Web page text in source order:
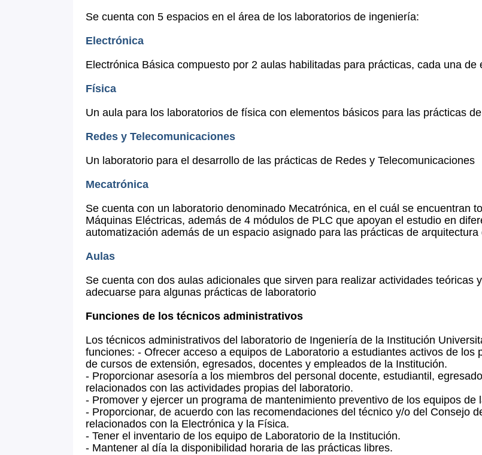
Se cuenta con 5 espacios en el área de los laboratorios de ingeniería:
Electrónica
Electrónica Básica compuesto por 2 aulas habilitadas para prácticas, cada una de
Física
Un aula para los laboratorios de física con elementos básicos para las prácticas
Redes y Telecomunicaciones
Un laboratorio para el desarrollo de las prácticas de Redes y Telecomunicaciones
Mecatrónica
Se cuenta con un laboratorio denominado Mecatrónica, en el cuál se encuentran
Máquinas Eléctricas, además de 4 módulos de PLC que apoyan el estudio en
automatización además de un espacio asignado para las prácticas de arquitectura
Aulas
Se cuenta con dos aulas adicionales que sirven para realizar actividades teóricas
adecuarse para algunas prácticas de laboratorio
Funciones de los técnicos administrativos
Los técnicos administrativos del laboratorio de Ingeniería de la Institución
funciones: - Ofrecer acceso a equipos de Laboratorio a estudiantes activos de
de cursos de extensión, egresados, docentes y empleados de la Institución.
- Proporcionar asesoría a los miembros del personal docente, estudiantil,
relacionados con las actividades propias del laboratorio.
- Promover y ejercer un programa de mantenimiento preventivo de los equipos
- Proporcionar, de acuerdo con las recomendaciones del técnico y/o del Consejo
relacionados con la Electrónica y la Física.
- Tener el inventario de los equipo de Laboratorio de la Institución.
- Mantener al día la disponibilidad horaria de las prácticas libres.